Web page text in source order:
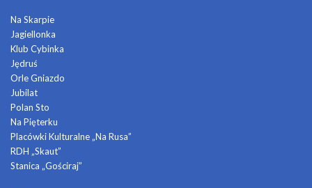
Na Skarpie
Jagiellonka
Klub Cybinka
Jędruś
Orle Gniazdo
Jubilat
Polan Sto
Na Pięterku
Placówki Kulturalne „Na Rusa”
RDH „Skaut”
Stanica „Gościraj”